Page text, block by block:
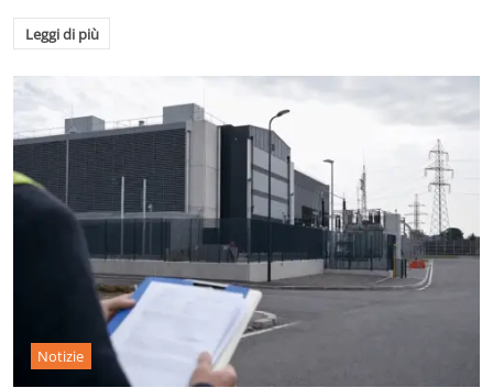
Leggi di più
Notizie